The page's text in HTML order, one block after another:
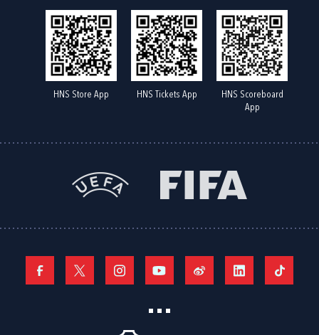
HNS Store App HNS Tickets App
HNS Scoreboard
App